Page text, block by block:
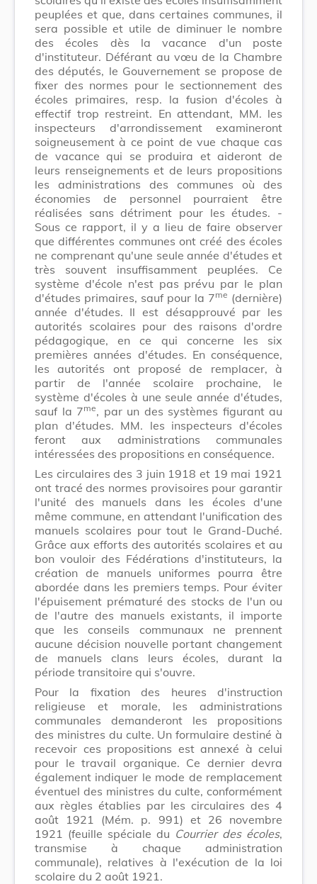
peuplées et que, dans certaines communes, il
sera possible et utile de diminuer le nombre
des écoles dès la vacance d'un poste
d'instituteur. Déférant au vœu de la Chambre
des députés, le Gouvernement se propose de
fixer des normes pour le sectionnement des
écoles primaires, resp. la fusion d'écoles à
effectif trop restreint. En attendant, MM. les
inspecteurs d'arrondissement examineront
soigneusement à ce point de vue chaque cas
de vacance qui se produira et aideront de
leurs renseignements et de leurs propositions
les administrations des communes où des
économies de personnel pourraient être
réalisées sans détriment pour les études. -
Sous ce rapport, il y a lieu de faire observer
que différentes communes ont créé des écoles
ne comprenant qu'une seule année d'études et
très souvent insuffisamment peuplées. Ce
système d'école n'est pas prévu par le plan
d'études primaires, sauf pour la 7me (dernière)
année d'études. Il est désapprouvé par les
autorités scolaires pour des raisons d'ordre
pédagogique, en ce qui concerne les six
premières années d'études. En conséquence,
les autorités ont proposé de remplacer, à
partir de l'année scolaire prochaine, le
système d'écoles à une seule année d'études,
sauf la 7me, par un des systèmes figurant au
plan d'études. MM. les inspecteurs d'écoles
feront aux administrations communales
intéressées des propositions en conséquence.
Les circulaires des 3 juin 1918 et 19 mai 1921
ont tracé des normes provisoires pour garantir
l'unité des manuels dans les écoles d'une
même commune, en attendant l'unification des
manuels scolaires pour tout le Grand-Duché.
Grâce aux efforts des autorités scolaires et au
bon vouloir des Fédérations d'instituteurs, la
création de manuels uniformes pourra être
abordée dans les premiers temps. Pour éviter
l'épuisement prématuré des stocks de l'un ou
de l'autre des manuels existants, il importe
que les conseils communaux ne prennent
aucune décision nouvelle portant changement
de manuels clans leurs écoles, durant la
période transitoire qui s'ouvre.
Pour la fixation des heures d'instruction
religieuse et morale, les administrations
communales demanderont les propositions
des ministres du culte. Un formulaire destiné à
recevoir ces propositions est annexé à celui
pour le travail organique. Ce dernier devra
également indiquer le mode de remplacement
éventuel des ministres du culte, conformément
aux règles établies par les circulaires des 4
août 1921 (Mém. p. 991) et 26 novembre
1921 (feuille spéciale du Courrier des écoles,
transmise à chaque administration
communale), relatives à l'exécution de la loi
scolaire du 2 août 1921.